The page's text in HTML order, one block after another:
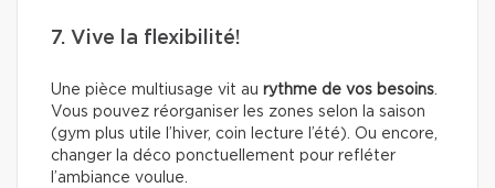
7. Vive la flexibilité!
Une pièce multiusage vit au rythme de vos besoins.
Vous pouvez réorganiser les zones selon la saison
(gym plus utile l’hiver, coin lecture l’été). Ou encore,
changer la déco ponctuellement pour refléter
l’ambiance voulue.